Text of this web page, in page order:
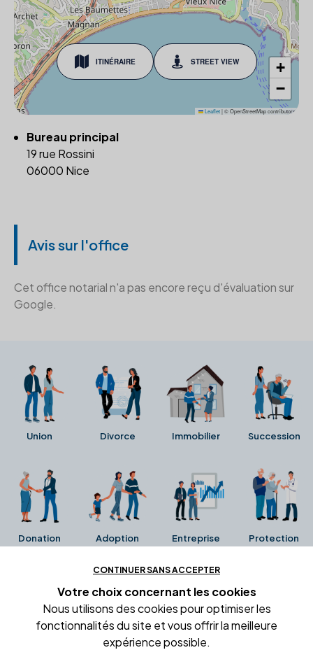
ITINÉRAIRE STREET VIEW
+
−
Leaflet|© OpenStreetMap contributors
Bureau principal
19 rue Rossini
06000 Nice
Avis sur l'office
Cet office notarial n'a pas encore reçu d'évaluation sur
Google.
Union Divorce Immobilier Succession
Donation Adoption Entreprise Protection
Ces avis proviennent directement de la fiche Google
Business de l'office notarial. Ils n'ont ni été collectés ni
été vérifiés par Alexia.fr.
CONTINUER SANS ACCEPTER
Votre choix concernant les cookies
Nous utilisons des cookies pour optimiser les
fonctionnalités du site et vous offrir la meilleure
expérience possible.